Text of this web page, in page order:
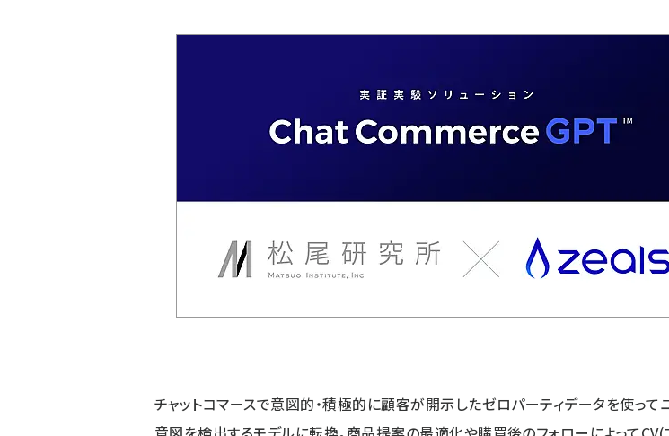
チャットコマースで意図的・積極的に顧客が開示したゼロパーティデータを使って